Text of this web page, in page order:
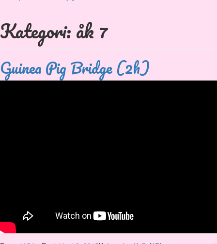
Kategori: åk 7
Guinea Pig Bridge (2h)